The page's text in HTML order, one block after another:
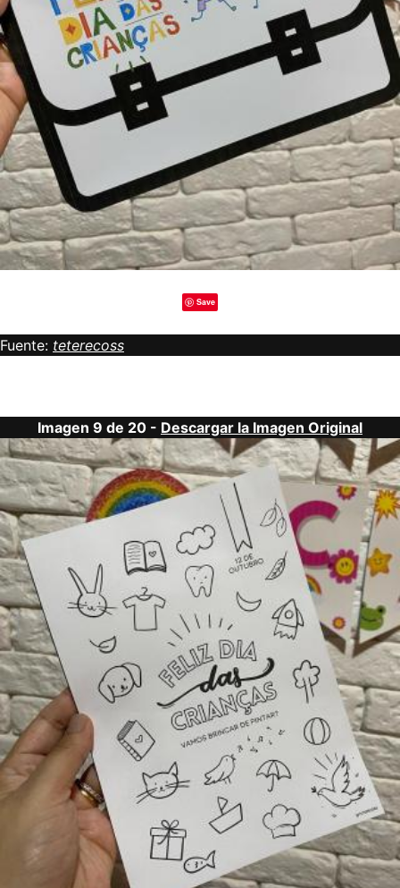
Save
Fuente: teterecoss
Imagen 9 de 20 - Descargar la Imagen Original